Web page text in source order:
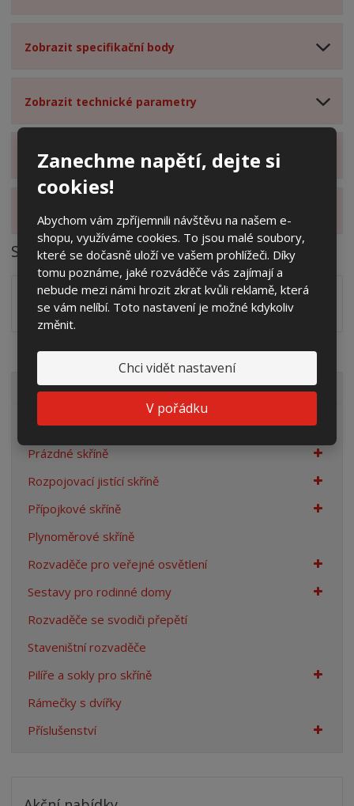
Zanechme napětí, dejte si
cookies!
Abychom vám zpříjemnili návštěvu na našem e-
shopu, využíváme cookies. To jsou malé soubory,
které se dočasně uloží ve vašem prohlížeči. Díky
tomu poznáme, jaké rozváděče vás zajímají a
nebude mezi námi hrozit zkrat kvůli reklamě, která
se vám nelíbí. Toto nastavení je možné kdykoliv
změnit.
Chci vidět nastavení
V pořádku
Zobrazit specifikační body
Zobrazit technické parametry
Zobrazit hodnocení produktu
Zobrazit alternativní produkty
Soubory ke stažení
Zakótovaný nákres skříně systému 3D včetně rozložení
zálisků ve formátu PDFpdf (60.24 Kb)
VŠECHNY KATEGORIE
Elektroměrové rozvaděče
Prázdné skříně
Rozpojovací jistící skříně
Přípojkové skříně
Plynoměrové skříně
Rozvaděče pro veřejné osvětlení
Sestavy pro rodinné domy
Rozvaděče se svodiči přepětí
Staveništní rozvaděče
Pilíře a sokly pro skříně
Rámečky s dvířky
Příslušenství